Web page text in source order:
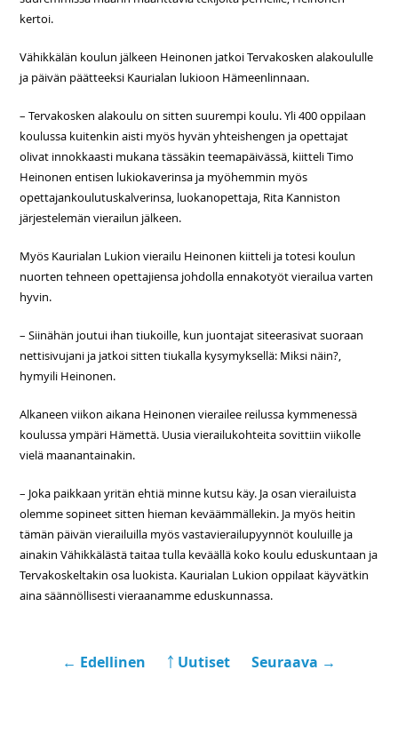
kertoi.
Vähikkälän koulun jälkeen Heinonen jatkoi Tervakosken alakoululle
ja päivän päätteeksi Kaurialan lukioon Hämeenlinnaan.
– Tervakosken alakoulu on sitten suurempi koulu. Yli 400 oppilaan
koulussa kuitenkin aisti myös hyvän yhteishengen ja opettajat
olivat innokkaasti mukana tässäkin teemapäivässä, kiitteli Timo
Heinonen entisen lukiokaverinsa ja myöhemmin myös
opettajankoulutuskalverinsa, luokanopettaja, Rita Kanniston
järjestelemän vierailun jälkeen.
Myös Kaurialan Lukion vierailu Heinonen kiitteli ja totesi koulun
nuorten tehneen opettajiensa johdolla ennakotyöt vierailua varten
hyvin.
– Siinähän joutui ihan tiukoille, kun juontajat siteerasivat suoraan
nettisivujani ja jatkoi sitten tiukalla kysymyksellä: Miksi näin?,
hymyili Heinonen.
Alkaneen viikon aikana Heinonen vierailee reilussa kymmenessä
koulussa ympäri Hämettä. Uusia vierailukohteita sovittiin viikolle
vielä maanantainakin.
– Joka paikkaan yritän ehtiä minne kutsu käy. Ja osan vierailuista
olemme sopineet sitten hieman keväämmällekin. Ja myös heitin
tämän päivän vierailuilla myös vastavierailupyynnöt kouluille ja
ainakin Vähikkälästä taitaa tulla keväällä koko koulu eduskuntaan ja
Tervakoskeltakin osa luokista. Kaurialan Lukion oppilaat käyvätkin
aina säännöllisesti vieraanamme eduskunnassa.
← Edellinen ￪ Uutiset Seuraava →